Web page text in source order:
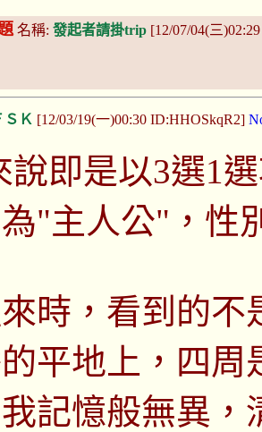
名稱: 發起者請掛trip [12/07/04(三
ＳＫ [12/03/19(一)00:30 ID:HHOSkqR2]
說即是以3選1
"主人公"，性
，看到的不
平地上，四周
記憶般無異